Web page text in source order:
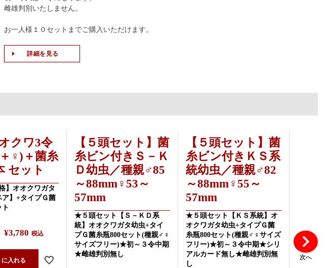
雌雄判別いたしません。
お一人様１０セットまでご購入いただけます。
詳細を見る
クワ3令
♀)＋菌糸
セット
】オオクワガタ
ア】+タイプＧ菌
ト
¥3,780 税込
に入れる
【５頭セット】菌
糸ビン付きＳ－Ｋ
Ｄ幼虫／種親♂85
～88mm♀53～
57mm
★５頭セット【Ｓ－ＫＤ系
統】オオクワガタ幼虫+タイ
プＧ菌糸瓶800セット(種親♂♀
サイズフリー)★初～３令中期
★雌雄判別無し
【５頭セット】菌
糸ビン付きＫＳ系
統幼虫／種親♂82
～88mm♀55～
57mm
★５頭セット【ＫＳ系統】オ
オクワガタ幼虫+タイプＧ菌
糸瓶800セット(種親♂♀サイズ
フリー)★初～３令中期★シリ
アルカード無し★雌雄判別無
し
カー
次へ